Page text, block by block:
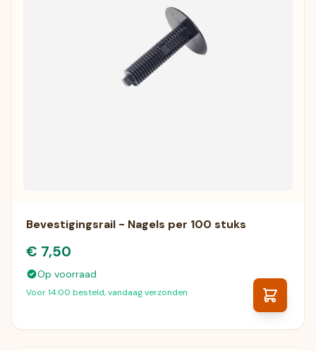
Bevestigingsrail - Nagels per 100 stuks
€ 7,50
Op voorraad
Voor 14:00 besteld, vandaag verzonden